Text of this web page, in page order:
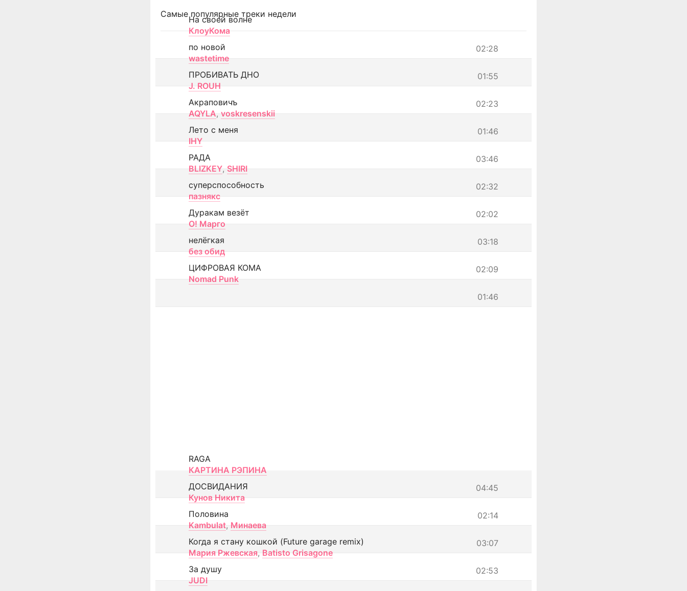
Самые популярные треки недели
На своей волне
КлоуКома
02:28
по новой
wastetime
01:55
ПРОБИВАТЬ ДНО
J. ROUH
02:23
Акраповичъ
AQYLA, voskresenskii
01:46
Лето с меня
IHY
03:46
РАДА
BLIZKEY, SHIRI
02:32
суперспособность
пазнякс
02:02
Дуракам везёт
О! Марго
03:18
нелёгкая
без обид
02:09
ЦИФРОВАЯ КОМА
Nomad Punk
01:46
RAGA
КАРТИНА РЭПИНА
04:45
ДОСВИДАНИЯ
Кунов Никита
02:14
Половина
Kambulat, Минаева
03:07
Когда я стану кошкой (Future garage remix)
Мария Ржевская, Batisto Grisagone
02:53
За душу
JUDI